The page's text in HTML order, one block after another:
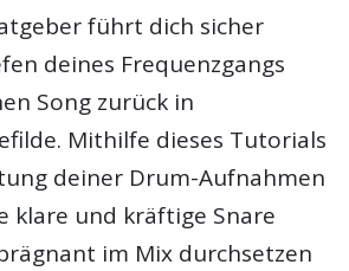
führt dich sicher
deines Frequenzgangs
Song zurück in
Mithilfe dieses Tutorials
deiner Drum-Aufnahmen
klare und kräftige Snare
im Mix durchsetzen